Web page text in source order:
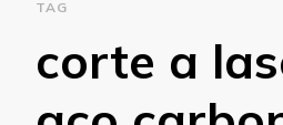
TAG
corte a